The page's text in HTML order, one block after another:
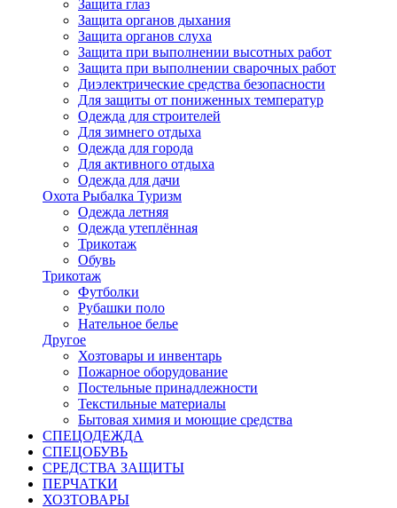
Защита глаз
Защита органов дыхания
Защита органов слуха
Защита при выполнении высотных работ
Защита при выполнении сварочных работ
Диэлектрические средства безопасности
Для защиты от пониженных температур
Одежда для строителей
Для зимнего отдыха
Одежда для города
Для активного отдыха
Одежда для дачи
Охота Рыбалка Туризм
Одежда летняя
Одежда утеплённая
Трикотаж
Обувь
Трикотаж
Футболки
Рубашки поло
Нательное белье
Другое
Хозтовары и инвентарь
Пожарное оборудование
Постельные принадлежности
Текстильные материалы
Бытовая химия и моющие средства
СПЕЦОДЕЖДА
СПЕЦОБУВЬ
СРЕДСТВА ЗАЩИТЫ
ПЕРЧАТКИ
ХОЗТОВАРЫ